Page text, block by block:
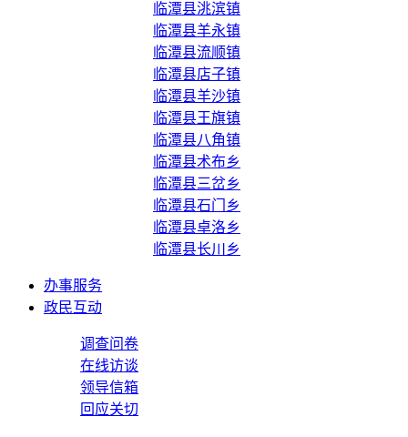
临潭县洮滨镇
临潭县羊永镇
临潭县流顺镇
临潭县店子镇
临潭县羊沙镇
临潭县王旗镇
临潭县八角镇
临潭县术布乡
临潭县三岔乡
临潭县石门乡
临潭县卓洛乡
临潭县长川乡
办事服务
政民互动
调查问卷
在线访谈
领导信箱
回应关切